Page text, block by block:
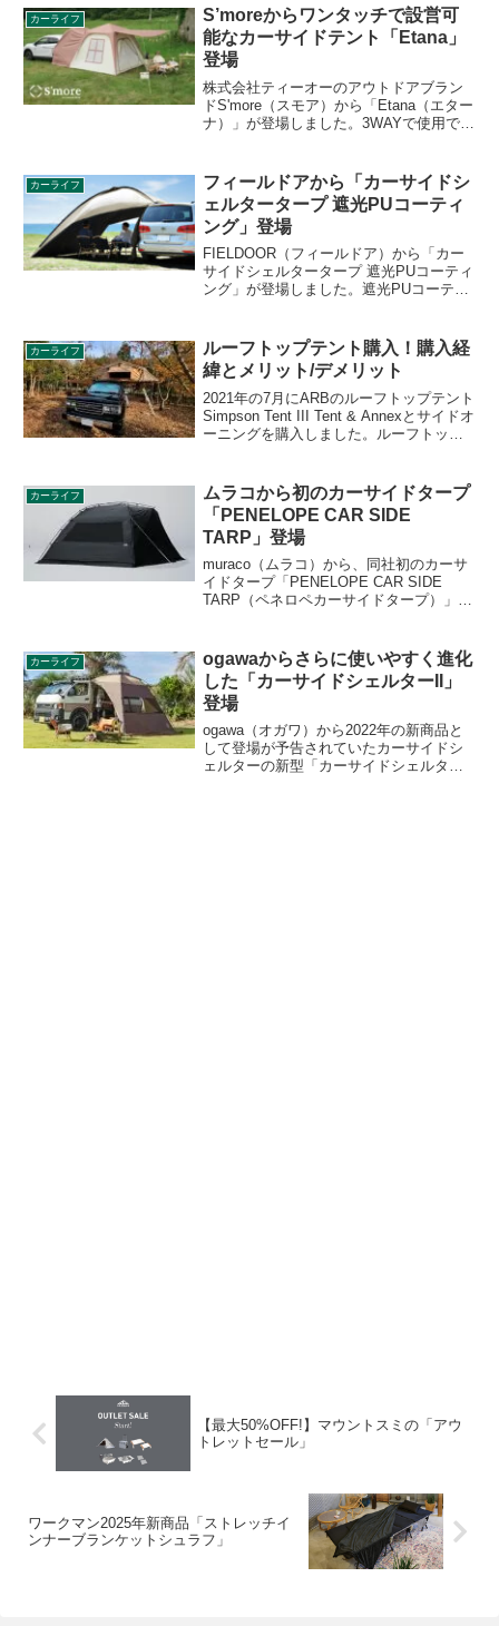
ちのタープをカーサイドタープのように
使えます。詳細をレビューします。
カーライフ
S’moreからワンタッチで設営可
能なカーサイドテント「Etana」
登場
株式会社ティーオーのアウトドアブラン
ドS'more（スモア）から「Etana（エター
ナ）」が登場しました。3WAYで使用で
で、Makuakeで販売中です。詳細をレビ
ューします。
カーライフ
フィールドアから「カーサイドシ
ェルタータープ 遮光PUコーティ
ング」登場
FIELDOOR（フィールドア）から「カー
サイドシェルタータープ 遮光PUコーティ
ング」が登場しました。遮光PUコーティ
ないので遮熱効果もあり、高いUVカット
率もポイントです。詳細をレビューしま
す。
カーライフ
ルーフトップテント購入！購入経
緯とメリット/デメリット
2021年の7月にARBのルーフトップテント
Simpson Tent III Tent & Annexとサイドオ
ーニングを購入しました。ルーフトップ
緯、メリット/デメリットについて詳細を
レビューします。
カーライフ
ムラコから初のカーサイドタープ
「PENELOPE CAR SIDE
TARP」登場
muraco（ムラコ）から、同社初のカーサ
イドタープ「PENELOPE CAR SIDE
TARP（ペネロペカーサイドタープ）」が
タープです。詳細をレビューします。
カーライフ
ogawaからさらに使いやすく進化
した「カーサイドシェルターII」
登場
ogawa（オガワ）から2022年の新商品と
して登場が予告されていたカーサイドシ
ェルターの新型「カーサイドシェルター
【最大50%OFF!】マウントスミの「アウ
トレットセール」
ワークマン2025年新商品「ストレッチイ
ンナーブランケットシュラフ」